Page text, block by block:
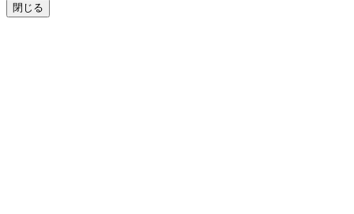
閉じる